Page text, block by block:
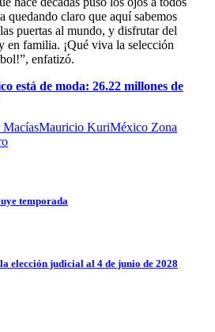
quedando claro que aquí sabemos
puertas al mundo, y disfrutar del
familia. ¡Qué viva la selección
enfatizó.
está de moda: 26.22 millones de
Mauricio KuriMéxico Zona
temporada
elección judicial al 4 de junio de 2028